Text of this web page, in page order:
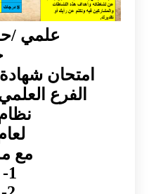
علمي /
امتحان شهادة
الفرع
لعام
مع
1- faux